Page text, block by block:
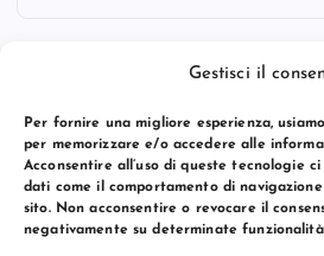
Gestisci il
Per fornire una migliore esperienza,
per memorizzare e/o accedere alle
Acconsentire all’uso di queste tecnologie
dati come il comportamento di
sito. Non acconsentire o revocare il
negativamente su determinate